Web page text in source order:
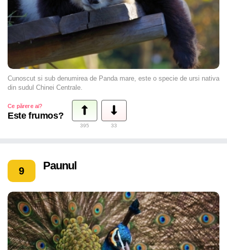
Cunoscut si sub denumirea de Panda mare, este o specie de ursi nativa
din sudul Chinei Centrale.
Ce părere ai?
Este frumos?
395 33
9 Paunul